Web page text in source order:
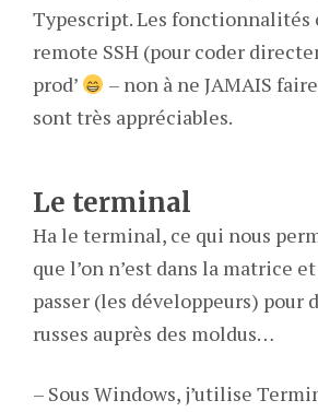
Typescript. Les fonctionnalités
remote SSH (pour coder
prod’
– non à ne JAMAIS
sont très appréciables.
Le terminal
Ha le terminal, ce qui nous
que l’on n’est dans la matrice
passer (les développeurs) pour
russes auprès des moldus…
– Sous Windows, j’utilise